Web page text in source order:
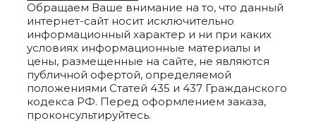
Обращаем Ваше внимание на то, что данный
интернет-сайт носит исключительно
информационный характер и ни при каких
условиях информационные материалы и
цены, размещенные на сайте, не являются
публичной офертой, определяемой
положениями Статей 435 и 437 Гражданского
кодекса РФ. Перед оформлением заказа,
проконсультируйтесь.